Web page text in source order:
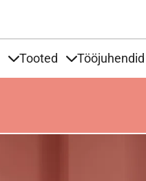
Tooted Tööjuhendid